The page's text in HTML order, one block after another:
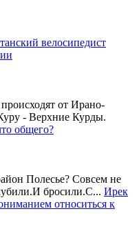
велосипедист
от Ирано-
- Верхние Курды.
общего?
Полесье? Совсем не
бросили.С... Ирек
относиться к